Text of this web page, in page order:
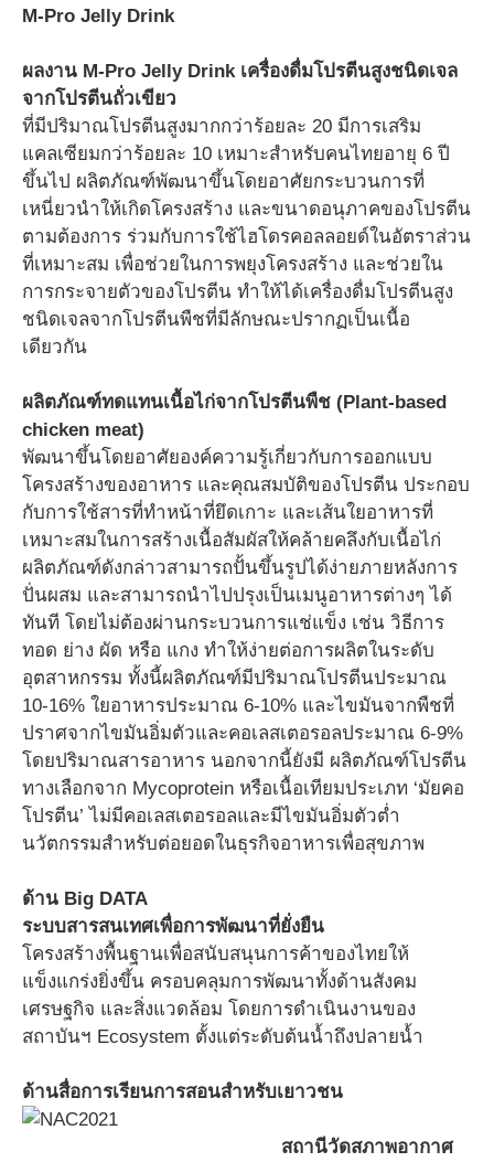
M-Pro Jelly Drink
ผลงาน M-Pro Jelly Drink เครื่องดื่มโปรตีนสูงชนิดเจล
จากโปรตีนถั่วเขียว
ที่มีปริมาณโปรตีนสูงมากกว่าร้อยละ 20 มีการเสริม
แคลเซียมกว่าร้อยละ 10 เหมาะสำหรับคนไทยอายุ 6 ปี
ขึ้นไป ผลิตภัณฑ์พัฒนาขึ้นโดยอาศัยกระบวนการที่
เหนี่ยวนำให้เกิดโครงสร้าง และขนาดอนุภาคของโปรตีน
ตามต้องการ ร่วมกับการใช้ไฮโดรคอลลอยด์ในอัตราส่วน
ที่เหมาะสม เพื่อช่วยในการพยุงโครงสร้าง และช่วยใน
การกระจายตัวของโปรตีน ทำให้ได้เครื่องดื่มโปรตีนสูง
ชนิดเจลจากโปรตีนพืชที่มีลักษณะปรากฏเป็นเนื้อ
เดียวกัน
ผลิตภัณฑ์ทดแทนเนื้อไก่จากโปรตีนพืช (Plant-based
chicken meat)
พัฒนาขึ้นโดยอาศัยองค์ความรู้เกี่ยวกับการออกแบบ
โครงสร้างของอาหาร และคุณสมบัติของโปรตีน ประกอบ
กับการใช้สารที่ทำหน้าที่ยึดเกาะ และเส้นใยอาหารที่
เหมาะสมในการสร้างเนื้อสัมผัสให้คล้ายคลึงกับเนื้อไก่
ผลิตภัณฑ์ดังกล่าวสามารถปั้นขึ้นรูปได้ง่ายภายหลังการ
ปั่นผสม และสามารถนำไปปรุงเป็นเมนูอาหารต่างๆ ได้
ทันที โดยไม่ต้องผ่านกระบวนการแช่แข็ง เช่น วิธีการ
ทอด ย่าง ผัด หรือ แกง ทำให้ง่ายต่อการผลิตในระดับ
อุตสาหกรรม ทั้งนี้ผลิตภัณฑ์มีปริมาณโปรตีนประมาณ
10-16% ใยอาหารประมาณ 6-10% และไขมันจากพืชที่
ปราศจากไขมันอิ่มตัวและคอเลสเตอรอลประมาณ 6-9%
โดยปริมาณสารอาหาร นอกจากนี้ยังมี ผลิตภัณฑ์โปรตีน
ทางเลือกจาก Mycoprotein หรือเนื้อเทียมประเภท ‘มัยคอ
โปรตีน’ ไม่มีคอเลสเตอรอลและมีไขมันอิ่มตัวต่ำ
นวัตกรรมสำหรับต่อยอดในธุรกิจอาหารเพื่อสุขภาพ
ด้าน Big DATA
ระบบสารสนเทศเพื่อการพัฒนาที่ยั่งยืน
โครงสร้างพื้นฐานเพื่อสนับสนุนการค้าของไทยให้
แข็งแกร่งยิ่งขึ้น ครอบคลุมการพัฒนาทั้งด้านสังคม
เศรษฐกิจ และสิ่งแวดล้อม โดยการดำเนินงานของ
สถาบันฯ Ecosystem ตั้งแต่ระดับต้นน้ำถึงปลายน้ำ
ด้านสื่อการเรียนการสอนสำหรับเยาวชน
สถานีวัดสภาพอากาศ